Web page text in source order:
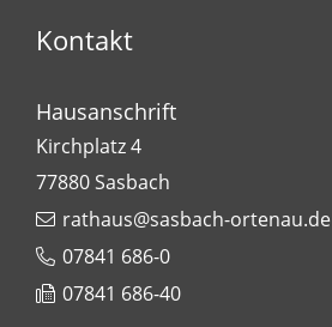
Kontakt
Hausanschrift
Kirchplatz 4
77880Sasbach
rathaus@sasbach-ortenau.de
07841 686-0
07841 686-40